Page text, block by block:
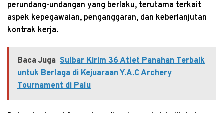
perundang-undangan yang berlaku, terutama terkait
aspek kepegawaian, penganggaran, dan keberlanjutan
kontrak kerja.
Baca Juga Sulbar Kirim 36 Atlet Panahan Terbaik
untuk Berlaga di Kejuaraan Y.A.C Archery
Tournament di Palu